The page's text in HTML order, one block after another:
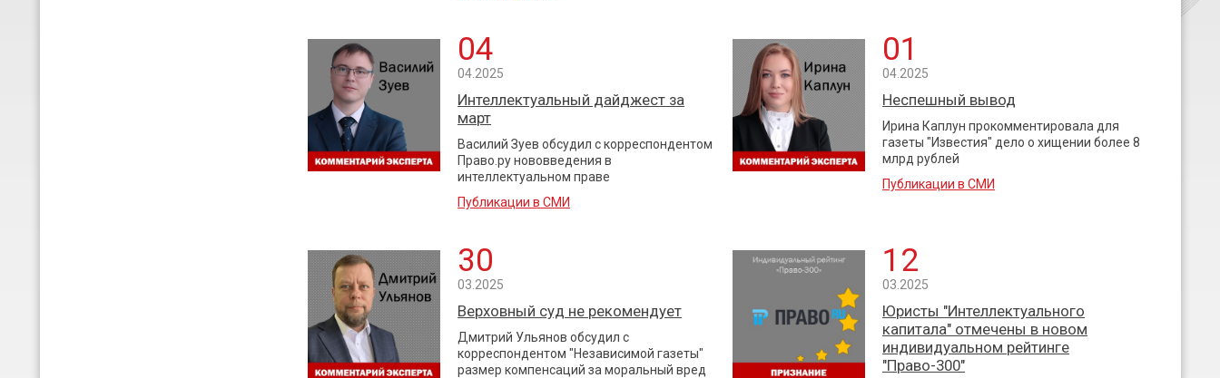
04
04.2025
Интеллектуальный дайджест за
март
Василий Зуев обсудил с корреспондентом
Право.ру нововведения в
интеллектуальном праве
Публикации в СМИ
01
04.2025
Неспешный вывод
Ирина Каплун прокомментировала для
газеты "Известия" дело о хищении более 8
млрд рублей
Публикации в СМИ
30
03.2025
Верховный суд не рекомендует
Дмитрий Ульянов обсудил с
корреспондентом "Независимой газеты"
размер компенсаций за моральный вред
12
03.2025
Юристы "Интеллектуального
капитала" отмечены в новом
индивидуальном рейтинге
"Право-300"